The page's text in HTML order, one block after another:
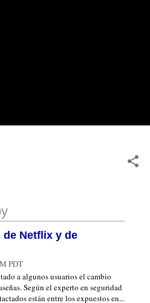
Netflix y de
PDT
a algunos usuarios el cambio
Según el experto en seguridad
están entre los expuestos en...